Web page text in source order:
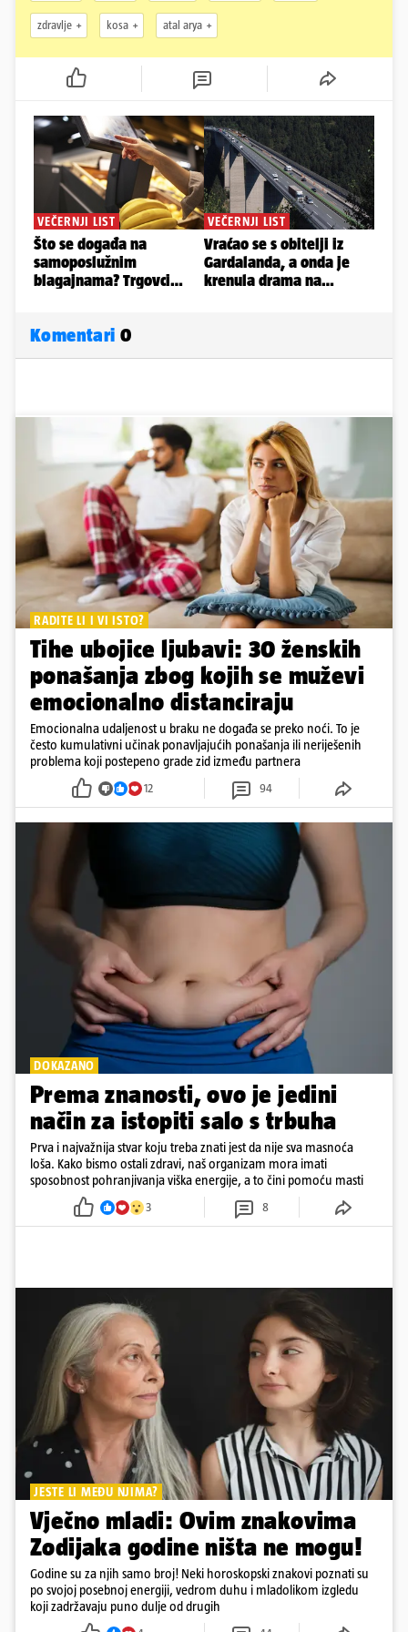
zdravlje kosa atal arya
Komentari 0
RADITE LI I VI ISTO?
Tihe ubojice ljubavi: 30 ženskih
ponašanja zbog kojih se muževi
emocionalno distanciraju
Emocionalna udaljenost u braku ne događa se preko noći. To je
često kumulativni učinak ponavljajućih ponašanja ili neriješenih
problema koji postepeno grade zid između partnera
12 94
DOKAZANO
Prema znanosti, ovo je jedini
način za istopiti salo s trbuha
Prva i najvažnija stvar koju treba znati jest da nije sva masnoća
loša. Kako bismo ostali zdravi, naš organizam mora imati
sposobnost pohranjivanja viška energije, a to čini pomoću masti
3 8
JESTE LI MEĐU NJIMA?
Vječno mladi: Ovim znakovima
Zodijaka godine ništa ne mogu!
Godine su za njih samo broj! Neki horoskopski znakovi poznati su
po svojoj posebnoj energiji, vedrom duhu i mladolikom izgledu
koji zadržavaju puno dulje od drugih